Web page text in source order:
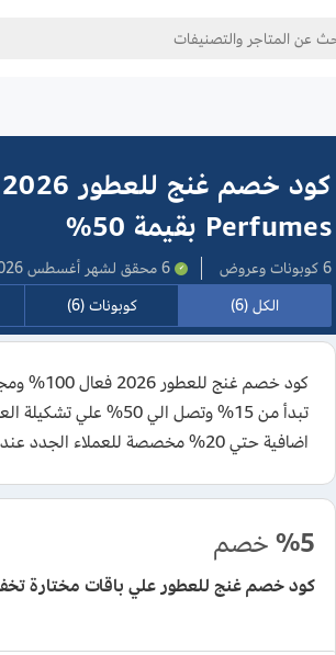
Perfumes بقيمة 50%
6 كوبونات وعروض 6 محقق لشهر أغسطس 2026
الكل (6) كوبونات (6)
كود
اضافية حتي 20% مخصصة للعملاء الجدد عند القيام بشراء اول طلب من المتجر باستخدام كوبون خصم غنج للعطور.
%5خصم
كود خصم غنج للعطور علي باقات مختارة